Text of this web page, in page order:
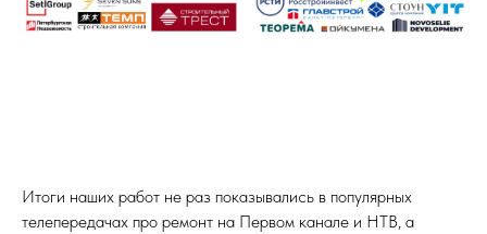
Итоги наших работ не раз показывались в популярных
телепередачах про ремонт на Первом канале и НТВ, а